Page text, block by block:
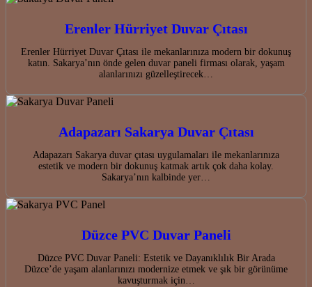
Erenler Hürriyet Duvar Çıtası
Erenler Hürriyet Duvar Çıtası ile mekanlarınıza modern bir dokunuş
katın. Sakarya’nın önde gelen duvar paneli firması olarak, yaşam
alanlarınızı güzelleştirecek…
Adapazarı Sakarya Duvar Çıtası
Adapazarı Sakarya duvar çıtası uygulamaları ile mekanlarınıza
estetik ve modern bir dokunuş katmak artık çok daha kolay.
Sakarya’nın kalbinde yer…
Düzce PVC Duvar Paneli
Düzce PVC Duvar Paneli: Estetik ve Dayanıklılık Bir Arada
Düzce’de yaşam alanlarınızı modernize etmek ve şık bir görünüme
kavuşturmak için…